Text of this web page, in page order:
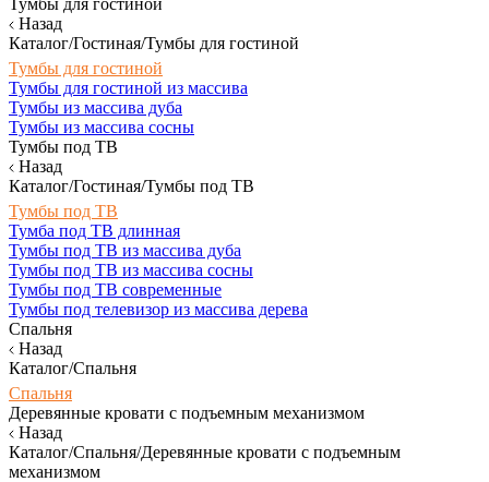
Тумбы для гостиной
Назад
Каталог/Гостиная/Тумбы для гостиной
Тумбы для гостиной
Тумбы для гостиной из массива
Тумбы из массива дуба
Тумбы из массива сосны
Тумбы под ТВ
Назад
Каталог/Гостиная/Тумбы под ТВ
Тумбы под ТВ
Тумба под ТВ длинная
Тумбы под ТВ из массива дуба
Тумбы под ТВ из массива сосны
Тумбы под ТВ современные
Тумбы под телевизор из массива дерева
Спальня
Назад
Каталог/Спальня
Спальня
Деревянные кровати с подъемным механизмом
Назад
Каталог/Спальня/Деревянные кровати с подъемным
механизмом